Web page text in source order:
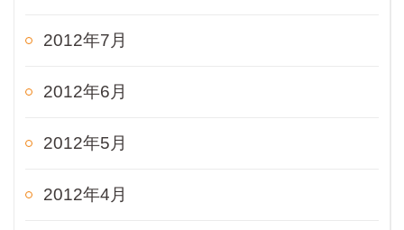
2012年7月
2012年6月
2012年5月
2012年4月